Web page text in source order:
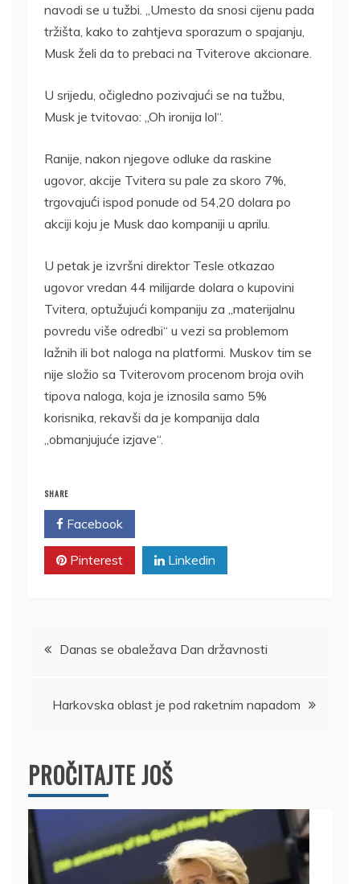
navodi se u tužbi. „Umesto da snosi cijenu pada
tržišta, kako to zahtjeva sporazum o spajanju,
Musk želi da to prebaci na Tviterove akcionare.
U srijedu, očigledno pozivajući se na tužbu,
Musk je tvitovao: „Oh ironija lol“.
Ranije, nakon njegove odluke da raskine
ugovor, akcije Tvitera su pale za skoro 7%,
trgovajući ispod ponude od 54,20 dolara po
akciji koju je Musk dao kompaniji u aprilu.
U petak je izvršni direktor Tesle otkazao
ugovor vredan 44 milijarde dolara o kupovini
Tvitera, optužujući kompaniju za „materijalnu
povredu više odredbi“ u vezi sa problemom
lažnih ili bot naloga na platformi. Muskov tim se
nije složio sa Tviterovom procenom broja ovih
tipova naloga, koja je iznosila samo 5%
korisnika, rekavši da je kompanija dala
„obmanjujuće izjave“.
SHARE
Facebook
Pinterest Linkedin
Kretanje
Danas se obaležava Dan državnosti
Harkovska oblast je pod raketnim napadom
PROČITAJTE JOŠ